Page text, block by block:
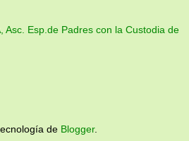
Asc. Esp.de Padres con la Custodia de
de Blogger.